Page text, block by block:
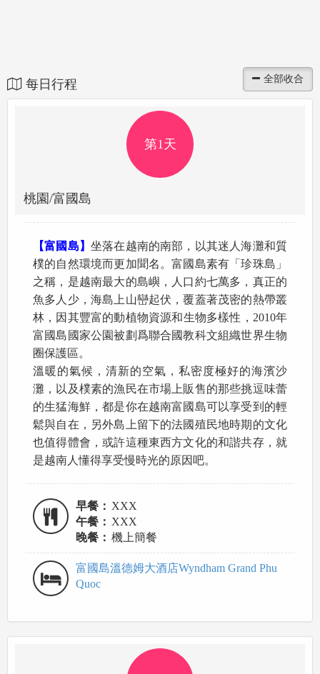
每日行程
第1天
桃園/富國島
【富國島】 坐落在越南的南部，以其迷人海灘和質
樸的自然環境而更加聞名。富國島素有「珍珠島」
之稱，是越南最大的島嶼，人口約七萬多，真正的
魚多人少，海島上山巒起伏，覆蓋著茂密的熱帶叢
林，因其豐富的動植物資源和生物多樣性，2010年
富國島國家公園被劃爲聯合國教科文組織世界生物
圈保護區。
溫暖的氣候，清新的空氣，私密度極好的海濱沙
灘，以及樸素的漁民在市場上販售的那些挑逗味蕾
的生猛海鮮，都是你在越南富國島可以享受到的輕
鬆與自在，另外島上留下的法國殖民地時期的文化
也值得體會，或許這種東西方文化的和諧共存，就
是越南人懂得享受慢時光的原因吧。
早餐： XXX
午餐： XXX
晚餐： 機上簡餐
富國島溫德姆大酒店Wyndham Grand Phu
Quoc